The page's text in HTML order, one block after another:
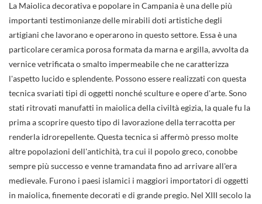
La Maiolica decorativa e popolare in Campania è una delle più
importanti testimonianze delle mirabili doti artistiche degli
artigiani che lavorano e operarono in questo settore. Essa è una
particolare ceramica porosa formata da marna e argilla, avvolta da
vernice vetrificata o smalto impermeabile che ne caratterizza
l'aspetto lucido e splendente. Possono essere realizzati con questa
tecnica svariati tipi di oggetti nonché sculture e opere d'arte. Sono
stati ritrovati manufatti in maiolica della civiltà egizia, la quale fu la
prima a scoprire questo tipo di lavorazione della terracotta per
renderla idrorepellente. Questa tecnica si affermò presso molte
altre popolazioni dell'antichità, tra cui il popolo greco, conobbe
sempre più successo e venne tramandata fino ad arrivare all'era
medievale. Furono i paesi islamici i maggiori importatori di oggetti
in maiolica, finemente decorati e di grande pregio. Nel XIII secolo la